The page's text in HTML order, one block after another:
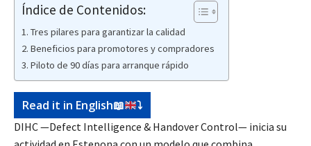
Índice de Contenidos:
Tres pilares para garantizar la calidad
Beneficios para promotores y compradores
Piloto de 90 días para arranque rápido
Read it in English📖 ⤵️
DIHC —Defect Intelligence & Handover Control— inicia su